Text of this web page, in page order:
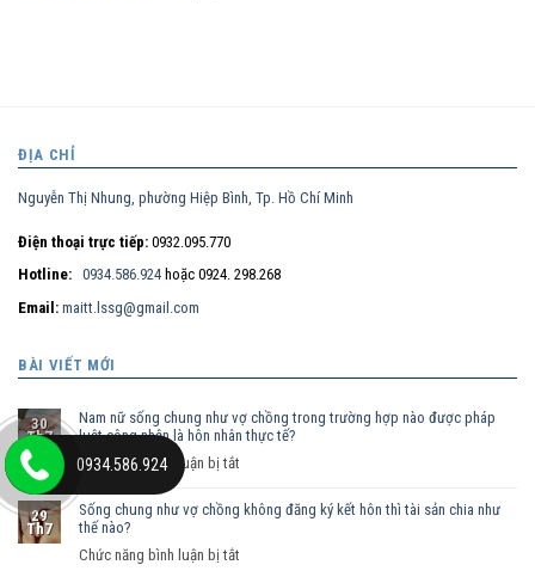
ĐỊA CHỈ
Nguyễn Thị Nhung, phường Hiệp Bình, Tp. Hồ Chí Minh
Điện thoại trực tiếp: 0932.095.770
Hotline: 0934.586.924 hoặc 0924. 298.268
Email: maitt.lssg@gmail.com
BÀI VIẾT MỚI
30
Th7
Nam nữ sống chung như vợ chồng trong trường hợp nào được pháp
luật công nhận là hôn nhân thực tế?
Chức năng bình luận bị tắt
nữ
29
Th7
Sống chung như vợ chồng không đăng ký kết hôn thì tài sản chia như
thế nào?
Chức năng bình luận bị tắt
0934.586.924